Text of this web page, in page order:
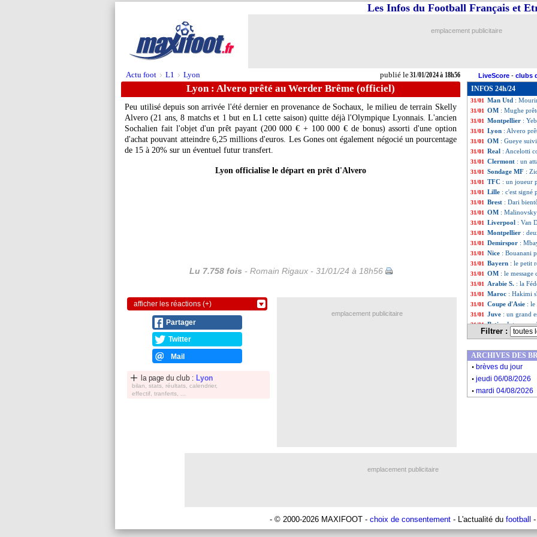
Actu foot > L1 > Lyon publié le31/01/2024 à 18h56
Les Infos du Football Français et
emplacement publicitaire
LiveScore - clubs
Lyon : Alvero prêté au Werder Brême (officiel)
Peu utilisé depuis son arrivée l'été dernier en provenance de Sochaux, le milieu de terrain Skelly
Alvero (21 ans, 8 matchs et 1 but en L1 cette saison) quitte déjà l'Olympique Lyonnais. L'ancien
Sochalien fait l'objet d'un prêt payant (200 000 € + 100 000 € de bonus) assorti d'une option
d'achat pouvant atteindre 6,25 millions d'euros. Les Gones ont également négocié un pourcentage
de 15 à 20% sur un éventuel futur transfert.
Lyon officialise le départ en prêt d'Alvero
Lu 7.758 fois - Romain Rigaux - 31/01/24 à 18h56
afficher les réactions (+)
Partager
Twitter
Mail
la page du club : Lyon
bilan, stats, réultats, calendrier,
effectif, tranferts, ...
INFOS 24h/24
31/01 Fiorentina:
31/01 Union Berlin
31/01 Roma: l'OM
31/01 Reims: Salama
31/01 Man Utd :
31/01 OM : Mughe
31/01 Montpellier :
31/01 Lyon : Alvero
31/01 OM : Gueye
31/01 Real : Ancelotti
31/01 Clermont : un
31/01 Sondage MF :
31/01 TFC : un joueur
31/01 Lille : c'est signé
31/01 Brest : Dari
31/01 OM :
31/01 Liverpool : Van
31/01 Montpellier :
31/01 Demirspor :
31/01 Nice : Bouanani
31/01 Bayern : le petit
31/01 OM : le
31/01 Arabie S. : la
31/01 Maroc : Hakimi
31/01 Coupe d'Asie : le
31/01 Juve : un grand
31/01 Betis: Jota a
31/01 Lens :
31/01 Valence :
31/01 Coritiba:
31/01 Maroc: Saiss
31/01 VIDEO: le dépit
... Liste des
... Liste des
Filtrer :
emplacement publicitaire
ARCHIVES DES
. brèves du jour
. jeudi 06/08/2026
. mardi 04/08/2026
emplacement publicitaire
- © 2000-2026 MAXIFOOT - choix de consentement - L'actualité du football -